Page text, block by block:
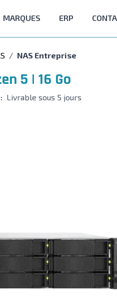
MARQUES ERP
/ NAS Entreprise
5 | 16 Go
Livrable sous 5 jours